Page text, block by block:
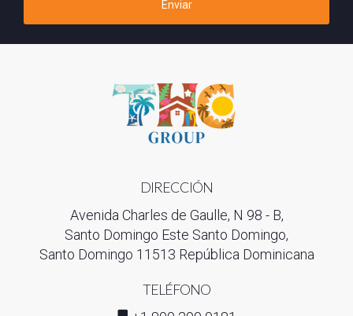
Enviar
DIRECCIÓN
Avenida Charles de Gaulle, N 98 - B,
Santo Domingo Este Santo Domingo,
Santo Domingo 11513 República Dominicana
TELÉFONO